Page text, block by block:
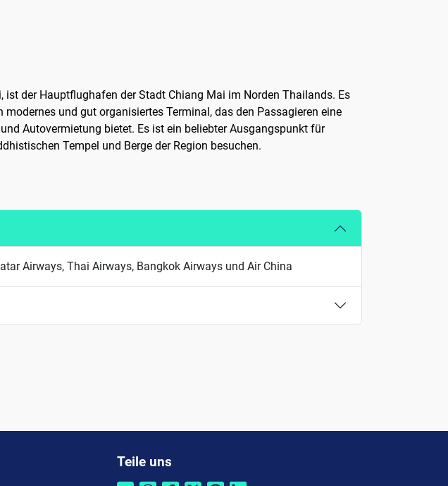
der Hauptflughafen der Stadt Chiang Mai im Norden Thailands. Es
und gut organisiertes Terminal, das den Passagieren eine
Autovermietung bietet. Es ist ein beliebter Ausgangspunkt für
Tempel und Berge der Region besuchen.
Airways, Thai Airways, Bangkok Airways und Air China
Teile uns